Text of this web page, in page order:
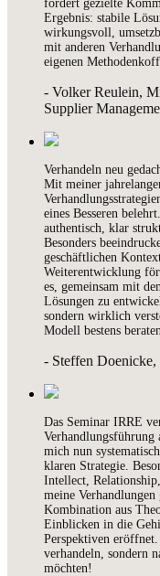
fördert gezielte
Ergebnis: stabile
wirkungsvoll,
mit anderen
eigenen
- Volker Reulein,
Supplier
Verhandeln neu
Mit meiner
eines Besseren
authentisch, klar
Besonders
geschäftlichen
Weiterentwicklung
es, gemeinsam mit
Lösungen zu
sondern wirklich
Modell bestens beraten.
- Steffen
Das Seminar IRRE
mich nun
klaren Strategie.
Intellect,
meine
Kombination aus
Einblicken in die
Perspektiven
verhandeln, sondern
möchten!